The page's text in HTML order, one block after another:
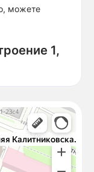
можете
1,
Карты